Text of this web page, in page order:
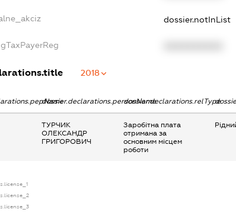
dossier.notInList
2018
dossier.declarations.personNamedossier.declarations.relType
ТУРЧИК
ОЛЕКСАНДР
ГРИГОРОВИЧ
Заробітна плата
отримана за
основним місцем
роботи